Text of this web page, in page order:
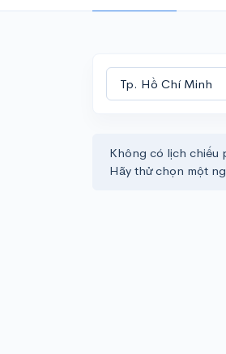
Không có lịch chiếu
Hãy thử chọn một